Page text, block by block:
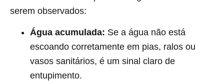
serem observados:
Água acumulada: Se a água não está
escoando corretamente em pias, ralos ou
vasos sanitários, é um sinal claro de
entupimento.